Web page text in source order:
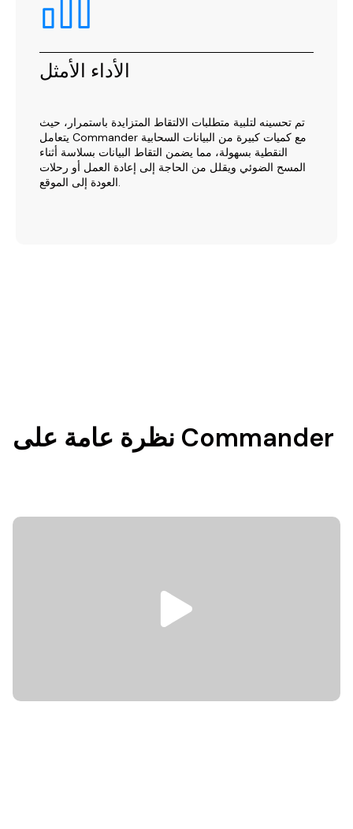
الأداء الأمثل
تم تحسينه لتلبية متطلبات الالتقاط المتزايدة باستمرار، حيث
يتعامل Commander مع كميات كبيرة من البيانات السحابية
النقطية بسهولة، مما يضمن التقاط البيانات بسلاسة أثناء
المسح الضوئي ويقلل من الحاجة إلى إعادة العمل أو رحلات
العودة إلى الموقع.
نظرة عامة على Commander